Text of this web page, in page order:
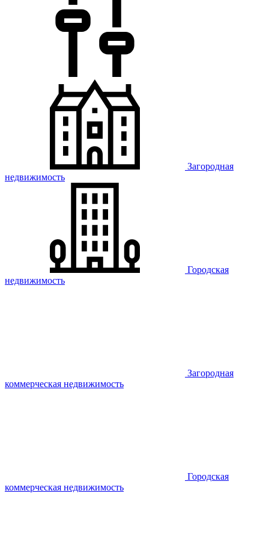
Загородная
недвижимость
Городская
недвижимость
Загородная
коммерческая недвижимость
Городская
коммерческая недвижимость